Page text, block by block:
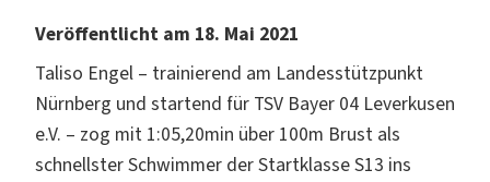
Veröffentlicht am 18. Mai 2021
Taliso Engel – trainierend am Landesstützpunkt
Nürnberg und startend für TSV Bayer 04 Leverkusen
e.V. – zog mit 1:05,20min über 100m Brust als
schnellster Schwimmer der Startklasse S13 ins